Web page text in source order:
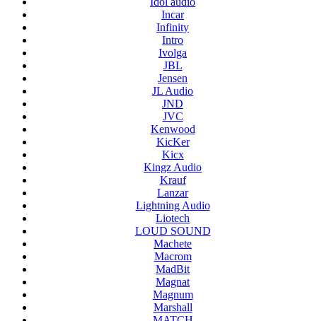
Incar
Infinity
Intro
Ivolga
JBL
Jensen
JL Audio
JND
JVC
Kenwood
KicKer
Kicx
Kingz Audio
Krauf
Lanzar
Lightning Audio
Liotech
LOUD SOUND
Machete
Macrom
MadBit
Magnat
Magnum
Marshall